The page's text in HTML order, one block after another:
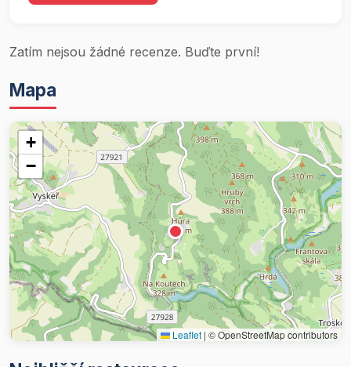
Zatím nejsou žádné recenze. Buďte první!
Mapa
+
−
Leaflet | © OpenStreetMap contributors